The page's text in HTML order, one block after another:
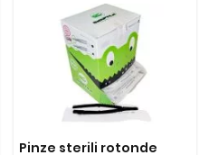
Pinze sterili rotonde